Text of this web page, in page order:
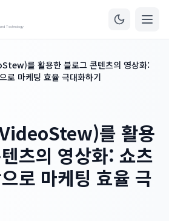
를 활용한 블로그 콘텐츠의 영상화:
로 마케팅 효율 극대화하기
를 활용
츠의 영상화: 쇼츠
로 마케팅 효율 극